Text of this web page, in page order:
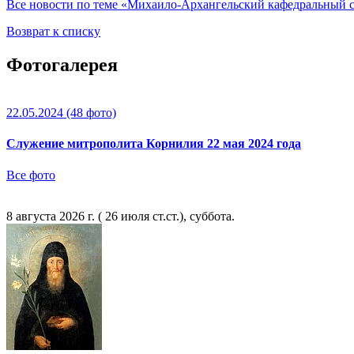
Все новости по теме «Михаило-Архангельский кафедральный
Возврат к списку
Фотогалерея
22.05.2024 (48 фото)
Служение митрополита Корнилия 22 мая 2024 года
Все фото
8 августа 2026 г. ( 26 июля ст.ст.), суббота.